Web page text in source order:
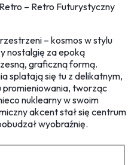
– Retro Futurystyczny
– kosmos w stylu
nostalgię za epoką
graficzną formą.
splatają się tu z delikatnym,
tworząc
nuklearny w swoim
akcent stał się centrum
wyobraźnię.